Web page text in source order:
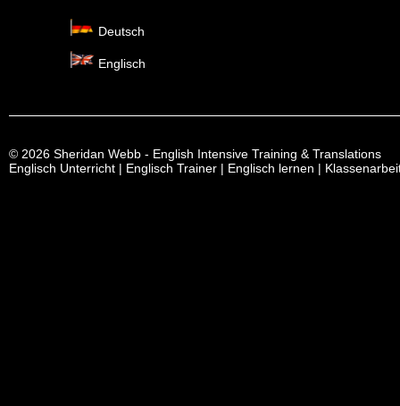
Deutsch
Englisch
© 2026 Sheridan Webb - English Intensive Training & Translations
Englisch Unterricht | Englisch Trainer | Englisch lernen |